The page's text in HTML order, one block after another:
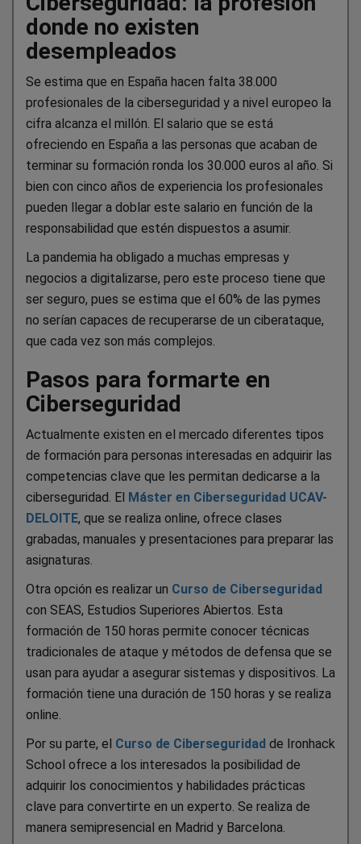
donde no existen
desempleados
Se estima que en España hacen falta 38.000
profesionales de la ciberseguridad y a nivel europeo la
cifra alcanza el millón. El salario que se está
ofreciendo en España a las personas que acaban de
terminar su formación ronda los 30.000 euros al año. Si
bien con cinco años de experiencia los profesionales
pueden llegar a doblar este salario en función de la
responsabilidad que estén dispuestos a asumir.
La pandemia ha obligado a muchas empresas y
negocios a digitalizarse, pero este proceso tiene que
ser seguro, pues se estima que el 60% de las pymes
no serían capaces de recuperarse de un ciberataque,
que cada vez son más complejos.
Pasos para formarte en
Ciberseguridad
Actualmente existen en el mercado diferentes tipos
de formación para personas interesadas en adquirir las
competencias clave que les permitan dedicarse a la
ciberseguridad. El Máster en Ciberseguridad UCAV-
DELOITE, que se realiza online, ofrece clases
grabadas, manuales y presentaciones para preparar las
asignaturas.
Otra opción es realizar un Curso de Ciberseguridad
con SEAS, Estudios Superiores Abiertos. Esta
formación de 150 horas permite conocer técnicas
tradicionales de ataque y métodos de defensa que se
usan para ayudar a asegurar sistemas y dispositivos. La
formación tiene una duración de 150 horas y se realiza
online.
Por su parte, el Curso de Ciberseguridad de Ironhack
School ofrece a los interesados la posibilidad de
adquirir los conocimientos y habilidades prácticas
clave para convertirte en un experto. Se realiza de
manera semipresencial en Madrid y Barcelona.